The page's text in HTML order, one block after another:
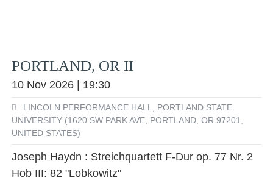
PORTLAND, OR II
10 Nov 2026 | 19:30
LINCOLN PERFORMANCE HALL, PORTLAND STATE
UNIVERSITY (1620 SW PARK AVE, PORTLAND, OR 97201,
UNITED STATES)
Joseph Haydn : Streichquartett F-Dur op. 77 Nr. 2
Hob III: 82 "Lobkowitz"